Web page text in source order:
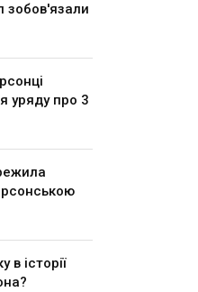
зобов'язали
уряду про 3
в історії